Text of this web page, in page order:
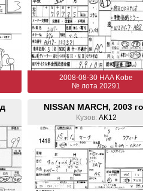
2008-08-30 HAA Kobe
№ лота 20291
NISSAN MARCH, 2003
Кузов: AK12